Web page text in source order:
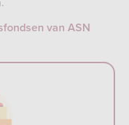
van ASN